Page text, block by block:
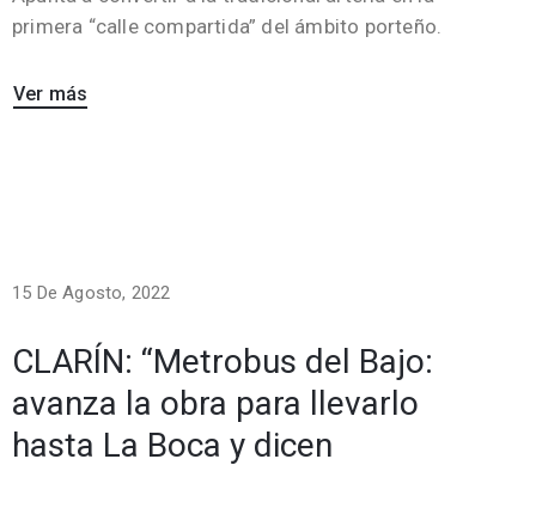
primera “calle compartida” del ámbito porteño.
Ver más
15 De Agosto, 2022
CLARÍN: “Metrobus del Bajo:
avanza la obra para llevarlo
hasta La Boca y dicen